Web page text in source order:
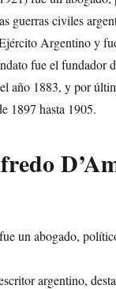
guerras civiles
Argentino y
fue el fundador
año 1883, y por
1897 hasta 1905.
argentino,